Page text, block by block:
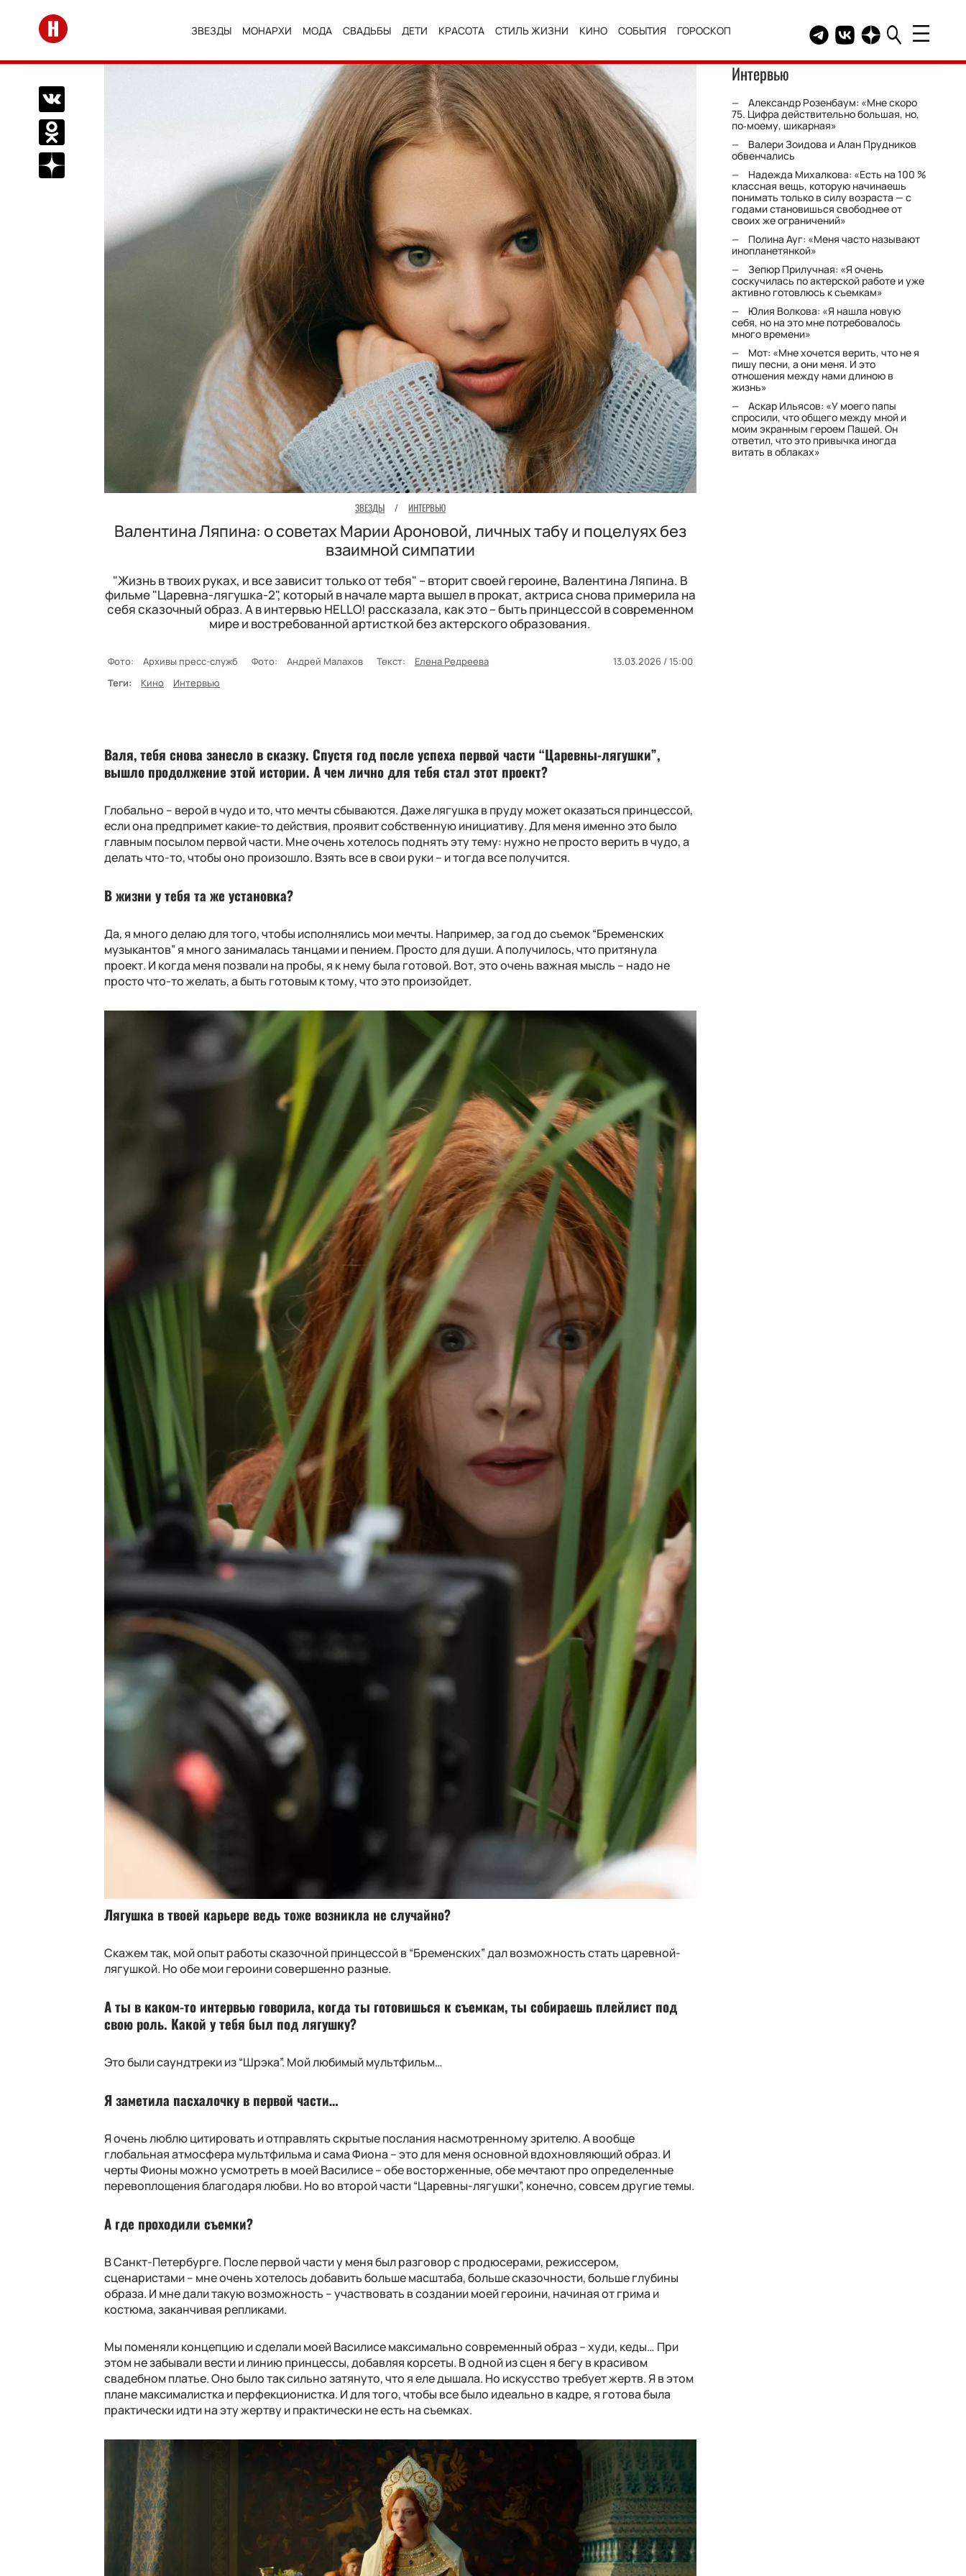
Перейти на главную
ЗВЕЗДЫ МОНАРХИ МОДА СВАДЬБЫ ДЕТИ КРАСОТА СТИЛЬ ЖИЗНИ КИНО СОБЫТИЯ ГОРОСКОП Telegram канал HELLO
Группа HELLO
Канал HELLO в
Поделиться Вконтакте
Поделиться в Одноклассниках
Подписаться на нас в Дзен
ЗВЕЗДЫ / ИНТЕРВЬЮ
Валентина Ляпина: о советах Марии Ароновой, личных табу и поцелуях без
взаимной симпатии
"Жизнь в твоих руках, и все зависит только от тебя" – вторит своей героине, Валентина Ляпина. В
фильме "Царевна-лягушка-2", который в начале марта вышел в прокат, актриса снова примерила на
себя сказочный образ. А в интервью HELLO! рассказала, как это – быть принцессой в современном
мире и востребованной артисткой без актерского образования.
Фото: Архивы пресс-служб Фото: Андрей Малахов Текст: Елена Редреева
13.03.2026 / 15:00
Теги:
Кино Интервью
Валя, тебя снова занесло в сказку. Спустя год после успеха первой части “Царевны-лягушки”,
вышло продолжение этой истории. А чем лично для тебя стал этот проект?
Глобально – верой в чудо и то, что мечты сбываются. Даже лягушка в пруду может оказаться принцессой,
если она предпримет какие-то действия, проявит собственную инициативу. Для меня именно это было
главным посылом первой части. Мне очень хотелось поднять эту тему: нужно не просто верить в чудо, а
делать что-то, чтобы оно произошло. Взять все в свои руки – и тогда все получится.
В жизни у тебя та же установка?
Да, я много делаю для того, чтобы исполнялись мои мечты. Например, за год до съемок “Бременских
музыкантов” я много занималась танцами и пением. Просто для души. А получилось, что притянула
проект. И когда меня позвали на пробы, я к нему была готовой. Вот, это очень важная мысль – надо не
просто что-то желать, а быть готовым к тому, что это произойдет.
Лягушка в твоей карьере ведь тоже возникла не случайно?
Скажем так, мой опыт работы сказочной принцессой в “Бременских” дал возможность стать царевной-
лягушкой. Но обе мои героини совершенно разные.
А ты в каком-то интервью говорила, когда ты готовишься к съемкам, ты собираешь плейлист под
свою роль. Какой у тебя был под лягушку?
Это были саундтреки из “Шрэка”. Мой любимый мультфильм…
Я заметила пасхалочку в первой части…
Я очень люблю цитировать и отправлять скрытые послания насмотренному зрителю. А вообще
глобальная атмосфера мультфильма и сама Фиона – это для меня основной вдохновляющий образ. И
черты Фионы можно усмотреть в моей Василисе – обе восторженные, обе мечтают про определенные
перевоплощения благодаря любви. Но во второй части “Царевны-лягушки”, конечно, совсем другие темы.
А где проходили съемки?
В Санкт-Петербурге. После первой части у меня был разговор с продюсерами, режиссером,
сценаристами – мне очень хотелось добавить больше масштаба, больше сказочности, больше глубины
образа. И мне дали такую возможность – участвовать в создании моей героини, начиная от грима и
костюма, заканчивая репликами.
Мы поменяли концепцию и сделали моей Василисе максимально современный образ – худи, кеды… При
этом не забывали вести и линию принцессы, добавляя корсеты. В одной из сцен я бегу в красивом
свадебном платье. Оно было так сильно затянуто, что я еле дышала. Но искусство требует жертв. Я в этом
плане максималистка и перфекционистка. И для того, чтобы все было идеально в кадре, я готова была
практически идти на эту жертву и практически не есть на съемках.
Интервью
Александр Розенбаум: «Мне скоро
75. Цифра действительно большая, но,
по‑моему, шикарная»
Валери Зоидова и Алан Прудников
обвенчались
Надежда Михалкова: «Есть на 100 %
классная вещь, которую начинаешь
понимать только в силу возраста — с
годами становишься свободнее от
своих же ограничений»
Полина Ауг: «Меня часто называют
инопланетянкой»
Зепюр Прилучная: «Я очень
соскучилась по актерской работе и уже
активно готовлюсь к съемкам»
Юлия Волкова: «Я нашла новую
себя, но на это мне потребовалось
много времени»
Мот: «Мне хочется верить, что не я
пишу песни, а они меня. И это
отношения между нами длиною в
жизнь»
Аскар Ильясов: «У моего папы
спросили, что общего между мной и
моим экранным героем Пашей. Он
ответил, что это привычка иногда
витать в облаках»